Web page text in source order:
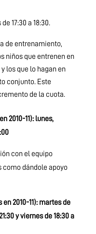
17:30 a 18:30.
de entrenamiento,
niños que entrenen en
los que lo hagan en
conjunto. Este
de la cuota.
2010-11): lunes,
con el equipo
dándole apoyo
2010-11): martes de
y viernes de 18:30 a